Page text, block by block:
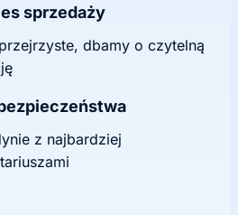
sprzedaży
dbamy o czytelną
z najbardziej